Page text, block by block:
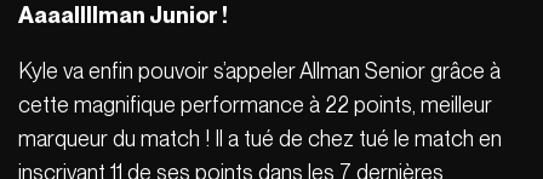
Aaaallllman Junior !
Kyle va enfin pouvoir s’appeler Allman Senior grâce à
cette magnifique performance à 22 points, meilleur
marqueur du match ! Il a tué de chez tué le match en
inscrivant 11 de ses points dans les 7 dernières